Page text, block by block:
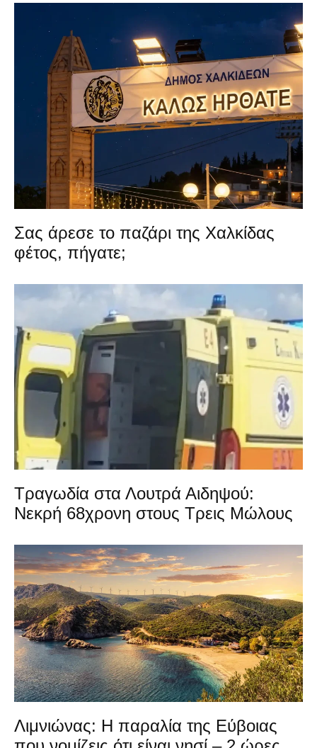
Σας άρεσε το παζάρι της Χαλκίδας
φέτος, πήγατε;
Τραγωδία στα Λουτρά Αιδηψού:
Νεκρή 68χρονη στους Τρεις Μώλους
Λιμνιώνας: Η παραλία της Εύβοιας